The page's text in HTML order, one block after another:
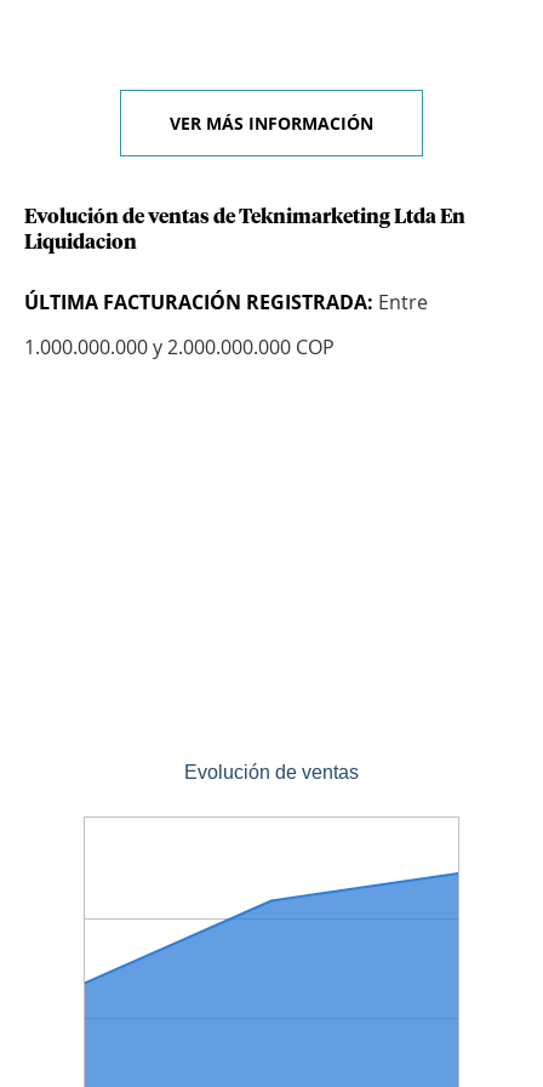
VER MÁS INFORMACIÓN
Evolución de ventas de Teknimarketing Ltda En
Liquidacion
ÚLTIMA FACTURACIÓN REGISTRADA: Entre
1.000.000.000 y 2.000.000.000 COP
Evolución de ventas